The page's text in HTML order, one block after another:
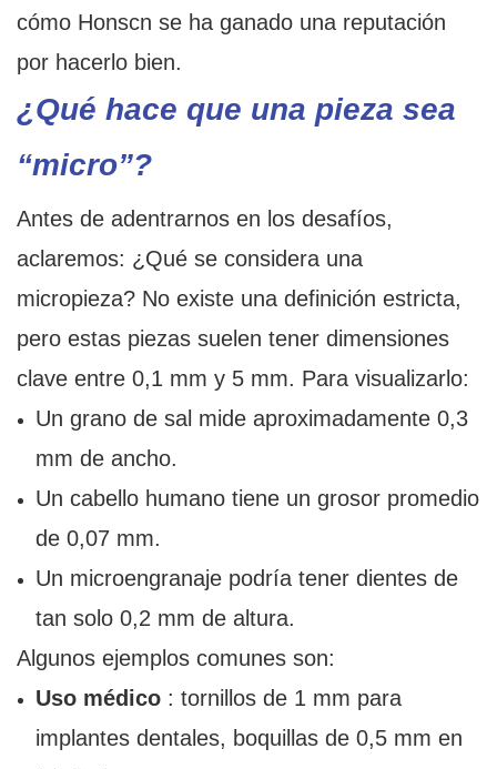
cómo Honscn se ha ganado una reputación
por hacerlo bien.
¿Qué hace que una pieza sea
“micro”?
Antes de adentrarnos en los desafíos,
aclaremos: ¿Qué se considera una
micropieza? No existe una definición estricta,
pero estas piezas suelen tener dimensiones
clave entre 0,1 mm y 5 mm. Para visualizarlo:
Un grano de sal mide aproximadamente 0,3
mm de ancho.
Un cabello humano tiene un grosor promedio
de 0,07 mm.
Un microengranaje podría tener dientes de
tan solo 0,2 mm de altura.
Algunos ejemplos comunes son:
Uso médico: tornillos de 1 mm para
implantes dentales, boquillas de 0,5 mm en